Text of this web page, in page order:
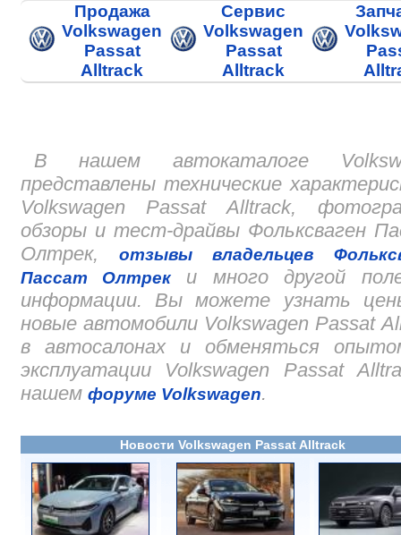
Продажа
Volkswagen
Passat
Alltrack
Сервис
Volkswagen
Passat
Alltrack
В нашем автокаталоге
представлены технические
Volkswagen Passat Alltrack,
обзоры и тест-драйвы Фольксваген
Олтрек,
отзывы владельцев
Пассат Олтреки много другой
информации. Вы можете узнать
новые автомобили Volkswagen Passat
в автосалонах и обменяться
эксплуатации Volkswagen Passat
нашем форуме Volkswagen.
Новости Volkswagen Passat Alltrack